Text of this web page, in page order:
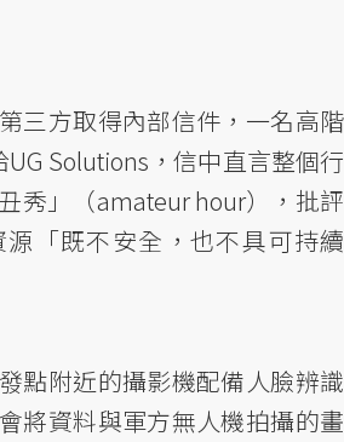
三方取得內部信件，一名高階
Solutions，信中直言整個行
秀」（amateur hour），批評
「既不安全，也不具可持續
點附近的攝影機配備人臉辨識
將資料與軍方無人機拍攝的畫